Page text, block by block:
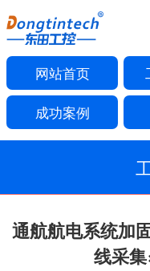
网站首页
成功案例
通航航电系统加
线采